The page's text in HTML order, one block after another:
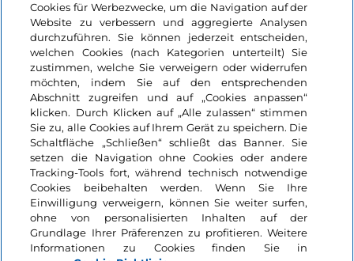
Bleiben wir in Kontakt
Cookies für Werbezwecke, um die Navigation auf der
Website zu verbessern und aggregierte Analysen
durchzuführen. Sie können jederzeit entscheiden,
welchen Cookies (nach Kategorien unterteilt) Sie
zustimmen, welche Sie verweigern oder widerrufen
möchten, indem Sie auf den entsprechenden
Abschnitt zugreifen und auf „Cookies anpassen“
klicken. Durch Klicken auf „Alle zulassen“ stimmen
Sie zu, alle Cookies auf Ihrem Gerät zu speichern. Die
Schaltfläche „Schließen“ schließt das Banner. Sie
setzen die Navigation ohne Cookies oder andere
Tracking-Tools fort, während technisch notwendige
Cookies beibehalten werden. Wenn Sie Ihre
Einwilligung verweigern, können Sie weiter surfen,
ohne von personalisierten Inhalten auf der
Grundlage Ihrer Präferenzen zu profitieren. Weitere
Informationen zu Cookies finden Sie in